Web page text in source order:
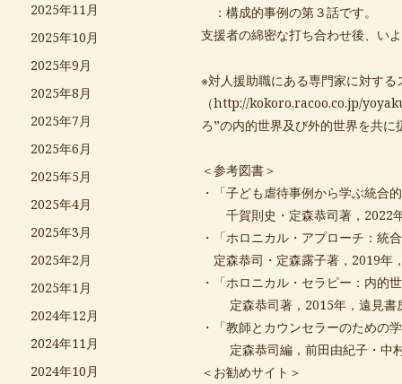
2025年11月
2025年10月
2025年9月
2025年8月
2025年7月
2025年6月
2025年5月
2025年4月
2025年3月
2025年2月
2025年1月
2024年12月
2024年11月
2024年10月
：構成的事例の第３話です。
支援者の綿密な打ち合わせ後、い
※対人援助職にある専門家に対す
（http://kokoro.racoo.co.jp/
ろ”の内的世界及び外的世界を共
＜参考図書＞
・「子ども虐待事例から学ぶ統合
千賀則史・定森恭司著，2022
・「ホロニカル・アプローチ：統
定森恭司・定森露子著，2019年
・「ホロニカル・セラピー：内的
定森恭司著，2015年，遠見書
・「教師とカウンセラーのための
定森恭司編，前田由紀子・中村
＜お勧めサイト＞